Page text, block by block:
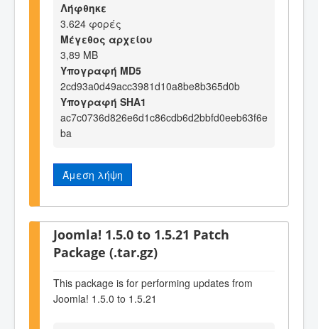
Λήφθηκε
3.624 φορές
Μέγεθος αρχείου
3,89 MB
Υπογραφή MD5
2cd93a0d49acc3981d10a8be8b365d0b
Υπογραφή SHA1
ac7c0736d826e6d1c86cdb6d2bbfd0eeb63f6e
ba
Άμεση λήψη
Joomla! 1.5.0 to 1.5.21 Patch
Package (.tar.gz)
This package is for performing updates from
Joomla! 1.5.0 to 1.5.21